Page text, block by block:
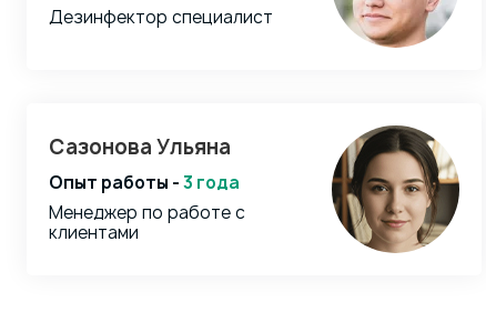
Дезинфектор специалист
Сазонова Ульяна
Опыт работы -3 года
Менеджер по работе с
клиентами